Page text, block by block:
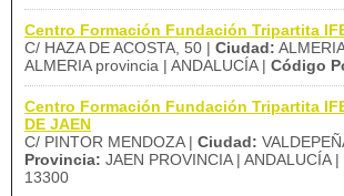
Centro Formación Fundación Tripartita
C/ HAZA DE ACOSTA, 50 | Ciudad:
ALMERIA provincia | ANDALUCÍA | Código
Centro Formación Fundación Tripartita
DE JAEN
C/ PINTOR MENDOZA | Ciudad:
Provincia: JAEN PROVINCIA | ANDALUCÍA |
13300